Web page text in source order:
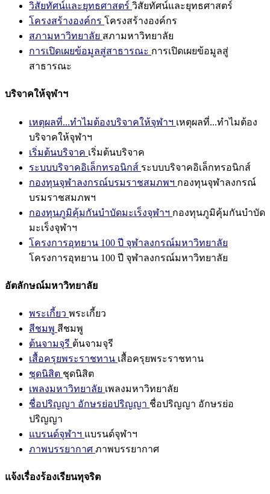
วิสัยทัศน์และยุทธศาสตร์ วิสัยทัศน์และยุทธศาสตร์
โครงสร้างองค์กร โครงสร้างองค์กร
สภามหาวิทยาลัย สภามหาวิทยาลัย
การเปิดเผยข้อมูลสู่สาธารณะ การเปิดเผยข้อมูลสู่
สาธารณะ
บริจาคให้จุฬาฯ
เหตุผลที่...ทำไมต้องบริจาคให้จุฬาฯ เหตุผลที่...ทำไมต้อง
บริจาคให้จุฬาฯ
เริ่มต้นบริจาค เริ่มต้นบริจาค
ระบบบริจาคอิเล็กทรอนิกส์ ระบบบริจาคอิเล็กทรอนิกส์
กองทุนจุฬาลงกรณ์บรมราชสมภพฯ กองทุนจุฬาลงกรณ์
บรมราชสมภพฯ
กองทุนภูมิคุ้มกันบำบัดมะเร็งจุฬาฯ กองทุนภูมิคุ้มกันบำบัด
มะเร็งจุฬาฯ
โครงการอุทยาน 100 ปี จุฬาลงกรณ์มหาวิทยาลัย
โครงการอุทยาน 100 ปี จุฬาลงกรณ์มหาวิทยาลัย
อัตลักษณ์มหาวิทยาลัย
พระเกี้ยว พระเกี้ยว
สีชมพู สีชมพู
ต้นจามจุรี ต้นจามจุรี
เสื้อครุยพระราชทาน เสื้อครุยพระราชทาน
ชุดนิสิต ชุดนิสิต
เพลงมหาวิทยาลัย เพลงมหาวิทยาลัย
ชื่อปริญญา อักษรย่อปริญญา ชื่อปริญญา อักษรย่อ
ปริญญา
แบรนด์จุฬาฯ แบรนด์จุฬาฯ
ภาพบรรยากาศ ภาพบรรยากาศ
แจ้งเรื่องร้องเรียนทุจริต